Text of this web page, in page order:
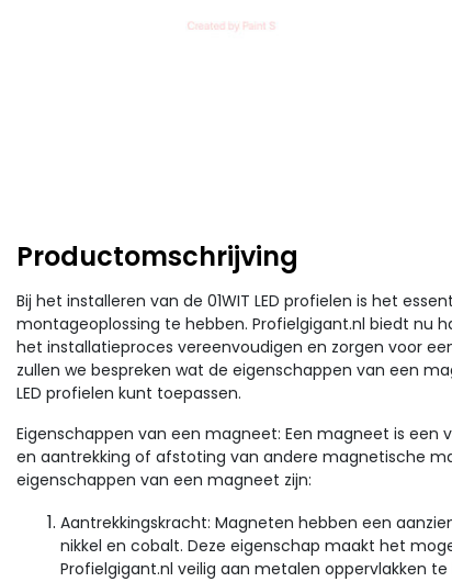
Productomschrijving
Bij het installeren van de 01WIT LED profielen is het
montageoplossing te hebben. Profielgigant.nl biedt nu
het installatieproces vereenvoudigen en zorgen voor
zullen we bespreken wat de eigenschappen van een
LED profielen kunt toepassen.
Eigenschappen van een magneet: Een magneet is
en aantrekking of afstoting van andere magnetische
eigenschappen van een magneet zijn:
Aantrekkingskracht: Magneten hebben een
nikkel en cobalt. Deze eigenschap maakt het
Profielgigant.nl veilig aan metalen oppervlakken